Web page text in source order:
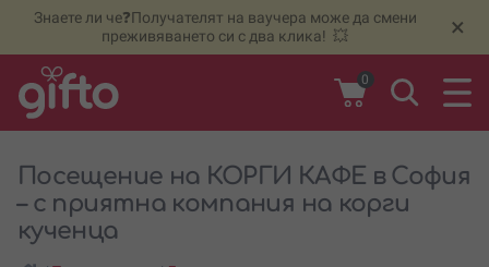
Знаете ли че❓Получателят на ваучера може да смени
преживяването си с два клика! 💥
×
0
Посещение на КОРГИ КАФЕ в София
– с приятна компания на корги
кученца